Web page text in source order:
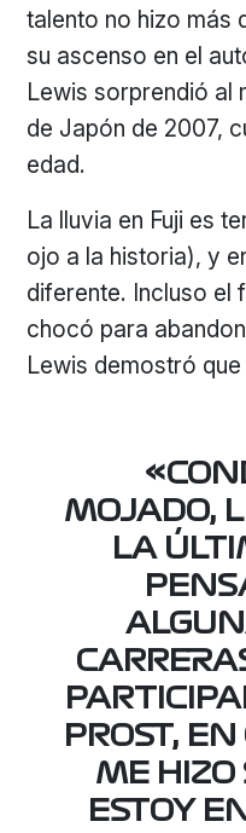
talento no hizo más
su ascenso en el
Lewis sorprendió al
de Japón de 2007,
edad.
La lluvia en Fuji es
ojo a la historia), y
diferente. Incluso el
chocó para
Lewis demostró
MOJADO,
LA
PROST,
ME HIZO
ESTOY